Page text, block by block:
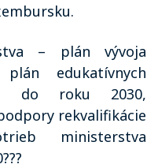
– plán vývoja
edukatívnych
do roku 2030,
rekvalifikácie
ministerstva